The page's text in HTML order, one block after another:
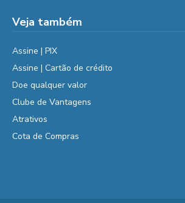
Veja também
Assine | PIX
Assine | Cartão de crédito
Doe qualquer valor
Clube de Vantagens
Atrativos
Cota de Compras